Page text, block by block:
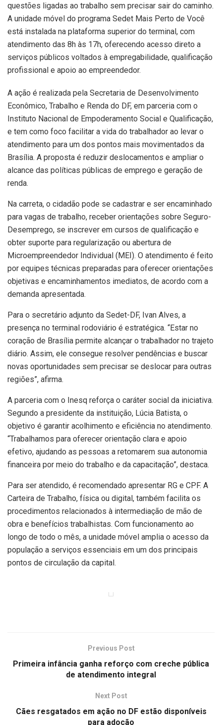
questões ligadas ao trabalho sem precisar sair do caminho.
A unidade móvel do programa Sedet Mais Perto de Você
está instalada na plataforma superior do terminal, com
atendimento das 8h às 17h, oferecendo acesso direto a
serviços públicos voltados à empregabilidade, qualificação
profissional e apoio ao empreendedor.
A ação é realizada pela Secretaria de Desenvolvimento
Econômico, Trabalho e Renda do DF, em parceria com o
Instituto Nacional de Empoderamento Social e Qualificação,
e tem como foco facilitar a vida do trabalhador ao levar o
atendimento para um dos pontos mais movimentados da
Brasília. A proposta é reduzir deslocamentos e ampliar o
alcance das políticas públicas de emprego e geração de
renda.
Na carreta, o cidadão pode se cadastrar e ser encaminhado
para vagas de trabalho, receber orientações sobre Seguro-
Desemprego, se inscrever em cursos de qualificação e
obter suporte para regularização ou abertura de
Microempreendedor Individual (MEI). O atendimento é feito
por equipes técnicas preparadas para oferecer orientações
objetivas e encaminhamentos imediatos, de acordo com a
demanda apresentada.
Para o secretário adjunto da Sedet-DF, Ivan Alves, a
presença no terminal rodoviário é estratégica. “Estar no
coração de Brasília permite alcançar o trabalhador no trajeto
diário. Assim, ele consegue resolver pendências e buscar
novas oportunidades sem precisar se deslocar para outras
regiões”, afirma.
A parceria com o Inesq reforça o caráter social da iniciativa.
Segundo a presidente da instituição, Lúcia Batista, o
objetivo é garantir acolhimento e eficiência no atendimento.
“Trabalhamos para oferecer orientação clara e apoio
efetivo, ajudando as pessoas a retomarem sua autonomia
financeira por meio do trabalho e da capacitação”, destaca.
Para ser atendido, é recomendado apresentar RG e CPF. A
Carteira de Trabalho, física ou digital, também facilita os
procedimentos relacionados à intermediação de mão de
obra e benefícios trabalhistas. Com funcionamento ao
longo de todo o mês, a unidade móvel amplia o acesso da
população a serviços essenciais em um dos principais
pontos de circulação da capital.
Previous Post
Primeira infância ganha reforço com creche pública
de atendimento integral
Next Post
Cães resgatados em ação no DF estão disponíveis
para adoção